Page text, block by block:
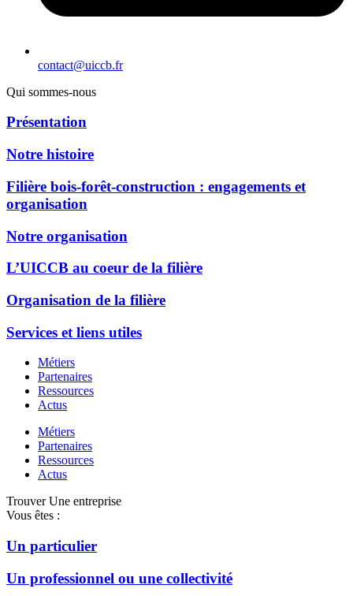
contact@uiccb.fr
Qui sommes-nous
Présentation
Notre histoire
Filière bois-forêt-construction : engagements et
organisation
Notre organisation
L’UICCB au coeur de la filière
Organisation de la filière
Services et liens utiles
Métiers
Partenaires
Ressources
Actus
Métiers
Partenaires
Ressources
Actus
Trouver Une entreprise
Vous êtes :
Un particulier
Un professionnel ou une collectivité